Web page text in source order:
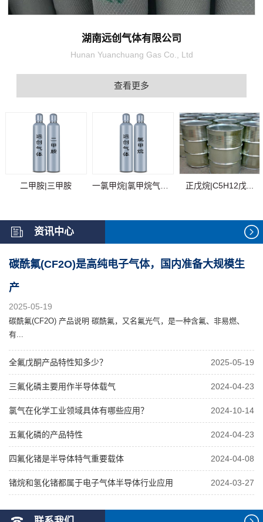
湖南远创气体有限公司
Hunan Yuanchuang Gas Co., Ltd
查看更多
二甲胺|三甲胺 正戊烷|C5H12戊...
资讯中心
碳酰氟(CF2O)是高纯电子气体，国内准备大规模生
产
2025-05-19
碳酰氟(CF2O) 产品说明 碳酰氟，又名氟光气，是一种含氟、非易燃、
有...
全氟戊酮产品特性知多少？ 2025-05-19
三氟化磷主要用作半导体载气 2024-04-23
氯气在化学工业领域具体有哪些应用？ 2024-10-14
五氟化磷的产品特性 2024-04-23
四氟化锗是半导体特气重要载体 2024-04-08
锗烷和氢化锗都属于电子气体半导体行业应用 2024-03-27